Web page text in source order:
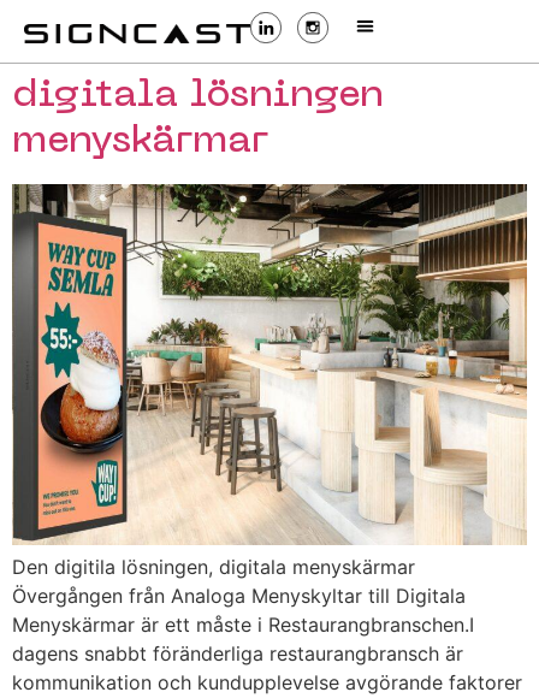
digitala lösningen
menyskärmar
Den digitila lösningen, digitala menyskärmar
Övergången från Analoga Menyskyltar till Digitala
Menyskärmar är ett måste i Restaurangbranschen.I
dagens snabbt föränderliga restaurangbransch är
kommunikation och kundupplevelse avgörande faktorer